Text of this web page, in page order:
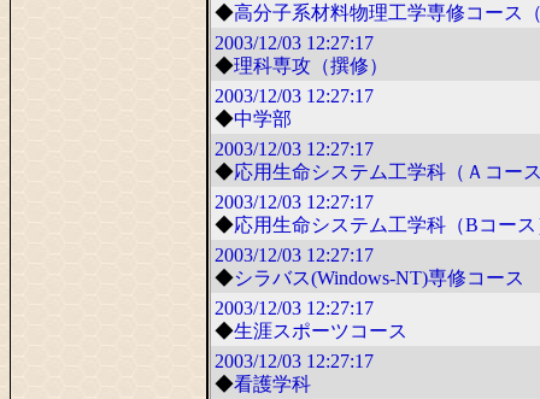
◆高分子系材料物理工学専修コース
2003/12/03 12:27:17
◆理科専攻（撰修）
2003/12/03 12:27:17
◆中学部
2003/12/03 12:27:17
◆応用生命システム工学科（Ａコー
2003/12/03 12:27:17
◆応用生命システム工学科（Bコース
2003/12/03 12:27:17
◆シラバス(Windows-NT)専修コース
2003/12/03 12:27:17
◆生涯スポーツコース
2003/12/03 12:27:17
◆看護学科